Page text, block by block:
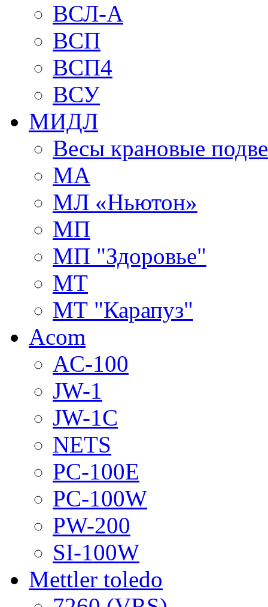
ВСЛ-А
ВСП
ВСП4
ВСУ
МИДЛ
Весы крановые
МА
МЛ «Ньютон»
МП
МП "Здоровье"
МТ
МТ "Карапуз"
Acom
AC-100
JW-1
JW-1C
NETS
PC-100E
PC-100W
PW-200
SI-100W
Mettler toledo